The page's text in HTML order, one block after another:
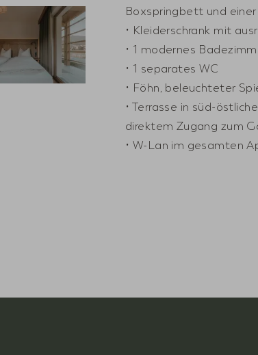
Boxspringbett und
• Kleiderschrank mit
• 1 modernes
• 1 separates WC
• Föhn, beleuchteter
• Terrasse in süd-
direktem Zugang zum
• W-Lan im gesamten